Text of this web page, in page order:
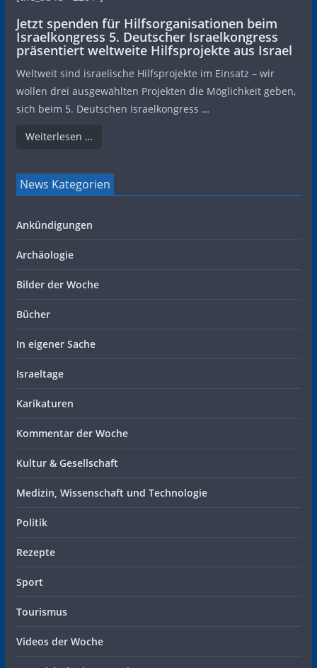
Jetzt spenden für Hilfsorganisationen beim
Israelkongress 5. Deutscher Israelkongress
präsentiert weltweite Hilfsprojekte aus Israel
Weltweit sind israelische Hilfsprojekte im Einsatz – wir
wollen drei ausgewählten Projekten die Möglichkeit geben,
sich beim 5. Deutschen Israelkongress …
Weiterlesen …
News Kategorien
Ankündigungen
Archäologie
Bilder der Woche
Bücher
In eigener Sache
Israeltage
Karikaturen
Kommentar der Woche
Kultur & Gesellschaft
Medizin, Wissenschaft und Technologie
Politik
Rezepte
Sport
Tourismus
Videos der Woche